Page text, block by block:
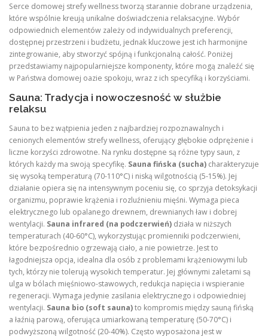
Serce domowej strefy wellness tworzą starannie dobrane urządzenia,
które wspólnie kreują unikalne doświadczenia relaksacyjne. Wybór
odpowiednich elementów zależy od indywidualnych preferencji,
dostępnej przestrzeni i budżetu, jednak kluczowe jest ich harmonijne
zintegrowanie, aby stworzyć spójną i funkcjonalną całość. Poniżej
przedstawiamy najpopularniejsze komponenty, które mogą znaleźć się
w Państwa domowej oazie spokoju, wraz z ich specyfiką i korzyściami.
Sauna: Tradycja i nowoczesność w służbie
relaksu
Sauna to bez wątpienia jeden z najbardziej rozpoznawalnych i
cenionych elementów strefy wellness, oferujący głębokie odprężenie i
liczne korzyści zdrowotne. Na rynku dostępne są różne typy saun, z
których każdy ma swoją specyfikę. Sauna fińska (sucha) charakteryzuje
się wysoką temperaturą (70-110°C) i niską wilgotnością (5-15%). Jej
działanie opiera się na intensywnym poceniu się, co sprzyja detoksykacji
organizmu, poprawie krążenia i rozluźnieniu mięśni. Wymaga pieca
elektrycznego lub opalanego drewnem, drewnianych ław i dobrej
wentylacji. Sauna infrared (na podczerwień) działa w niższych
temperaturach (40-60°C), wykorzystując promienniki podczerwieni,
które bezpośrednio ogrzewają ciało, a nie powietrze. Jest to
łagodniejsza opcja, idealna dla osób z problemami krążeniowymi lub
tych, którzy nie tolerują wysokich temperatur. Jej głównymi zaletami są
ulga w bólach mięśniowo-stawowych, redukcja napięcia i wspieranie
regeneracji. Wymaga jedynie zasilania elektrycznego i odpowiedniej
wentylacji. Sauna bio (soft sauna)to kompromis między sauną fińską
a łaźnią parową, oferująca umiarkowaną temperaturę (50-70°C) i
podwyższoną wilgotność (20-40%). Często wyposażona jest w